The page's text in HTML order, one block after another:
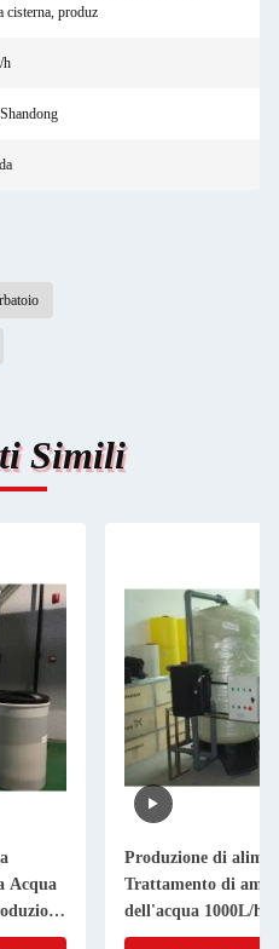
cisterna, produz
h
Simili
Acqua
ore
Produzione di
Trattamento di
dell'acqua 1000L/h